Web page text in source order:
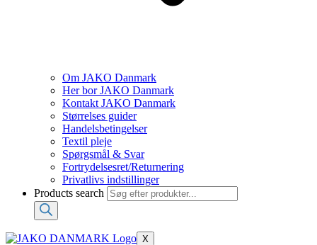
Om JAKO Danmark
Her bor JAKO Danmark
Kontakt JAKO Danmark
Størrelses guider
Handelsbetingelser
Textil pleje
Spørgsmål & Svar
Fortrydelsesret/Returnering
Privatlivs indstillinger
Products search
X